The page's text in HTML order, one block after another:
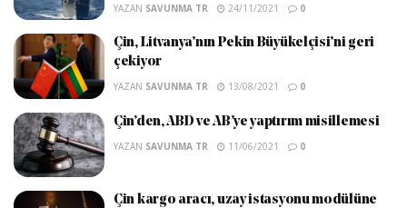
YAZAN SAVUNMA TR 24/11/2021 0
Çin, Litvanya’nın Pekin Büyükelçisi’ni geri
çekiyor
YAZAN SAVUNMA TR 13/08/2021 0
Çin’den, ABD ve AB’ye yaptırım misillemesi
YAZAN SAVUNMA TR 11/06/2021 0
Çin kargo aracı, uzay istasyonu modülüne